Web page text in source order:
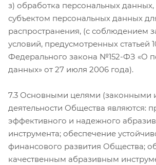
з) обработка персональных
субъектом персональных данных
распространения, (с соблюдением
условий, предусмотренных статьей
Федерального закона №152-ФЗ «О
данных» от 27 июля 2006 года).
7.3 Основными целями (законными
деятельности Общества являются:
эффективного и надежного
инструмента; обеспечение
финансового развития Общества;
качественным абразивным